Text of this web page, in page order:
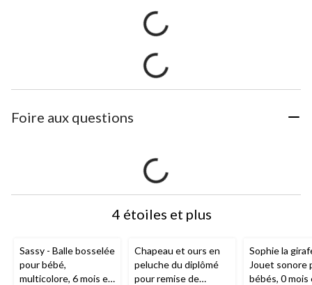
Foire aux questions
4 étoiles et plus
Sassy - Balle bosselée
pour bébé,
multicolore, 6 mois et
Chapeau et ours en
peluche du diplômé
pour remise de
Sophie la
Jouet sonore
bébés, 0 mois